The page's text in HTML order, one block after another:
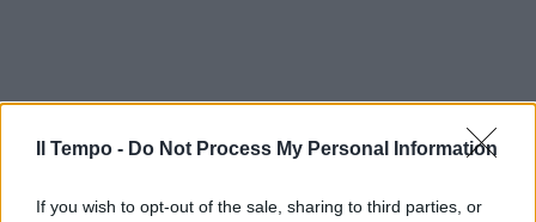
Il Tempo - Do Not Process My Personal Information
If you wish to opt-out of the sale, sharing to third parties, or